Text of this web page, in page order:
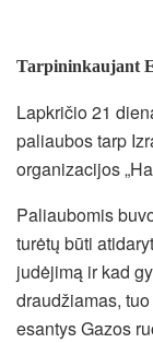
Tarpininkaujant
Lapkričio 21
paliaubos tarp
organizacijos
Paliaubomis
turėtų būti
judėjimą ir kad
draudžiamas,
esantys Gazos